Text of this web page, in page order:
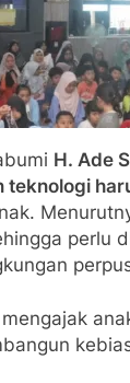
H. Ade
teknologi
perlu
mengajak